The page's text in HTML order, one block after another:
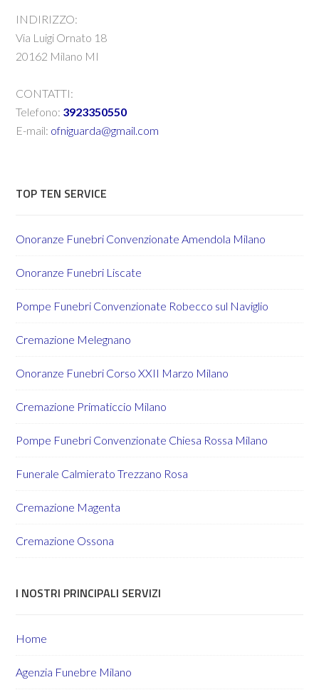
INDIRIZZO:
Via Luigi Ornato 18
20162 Milano MI
CONTATTI:
Telefono: 3923350550
E-mail: ofniguarda@gmail.com
TOP TEN SERVICE
Onoranze Funebri Convenzionate Amendola Milano
Onoranze Funebri Liscate
Pompe Funebri Convenzionate Robecco sul Naviglio
Cremazione Melegnano
Onoranze Funebri Corso XXII Marzo Milano
Cremazione Primaticcio Milano
Pompe Funebri Convenzionate Chiesa Rossa Milano
Funerale Calmierato Trezzano Rosa
Cremazione Magenta
Cremazione Ossona
I NOSTRI PRINCIPALI SERVIZI
Home
Agenzia Funebre Milano